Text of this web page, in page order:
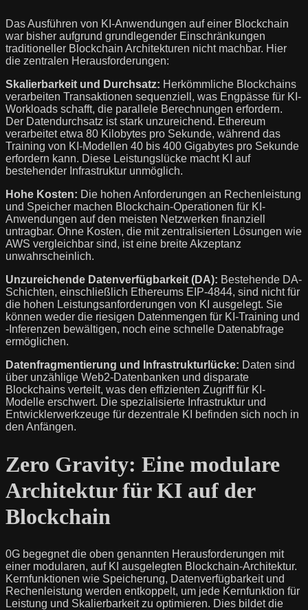
Das Ausführen von KI-Anwendungen auf einer Blockchain
war bisher aufgrund grundlegender Einschränkungen
traditioneller Blockchain Architekturen nicht machbar. Hier
die zentralen Herausforderungen:
Skalierbarkeit und Durchsatz: Herkömmliche Blockchains
verarbeiten Transaktionen sequenziell, was Engpässe für KI-
Workloads schafft, die parallele Berechnungen erfordern.
Der Datendurchsatz ist stark unzureichend. Ethereum
verarbeitet etwa 80 Kilobytes pro Sekunde, während das
Training von KI-Modellen 40 bis 400 Gigabytes pro Sekunde
erfordern kann. Diese Leistungslücke macht KI auf
bestehender Infrastruktur unmöglich.
Hohe Kosten: Die hohen Anforderungen an Rechenleistung
und Speicher machen Blockchain-Operationen für KI-
Anwendungen auf den meisten Netzwerken finanziell
untragbar. Ohne Kosten, die mit zentralisierten Lösungen wie
AWS vergleichbar sind, ist eine breite Akzeptanz
unwahrscheinlich.
Unzureichende Datenverfügbarkeit (DA): Bestehende DA-
Schichten, einschließlich Ethereums EIP-4844, sind nicht für
die hohen Leistungsanforderungen von KI ausgelegt. Sie
können weder die riesigen Datenmengen für KI-Training und
-Inferenzen bewältigen, noch eine schnelle Datenabfrage
ermöglichen.
Datenfragmentierung und Infrastrukturlücke: Daten sind
über unzählige Web2-Datenbanken und disparate
Blockchains verteilt, was den effizienten Zugriff für KI-
Modelle erschwert. Die spezialisierte Infrastruktur und
Entwicklerwerkzeuge für dezentrale KI befinden sich noch in
den Anfängen.
Zero Gravity: Eine modulare
Architektur für KI auf der
Blockchain
0G begegnet die oben genannten Herausforderungen mit
einer modularen, auf KI ausgelegten Blockchain-Architektur.
Kernfunktionen wie Speicherung, Datenverfügbarkeit und
Rechenleistung werden entkoppelt, um jede Kernfunktion für
Leistung und Skalierbarkeit zu optimieren. Dies bildet die